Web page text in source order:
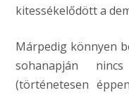
kitessékelődött a
Márpedig könnyen
sohanapján
(történetesen